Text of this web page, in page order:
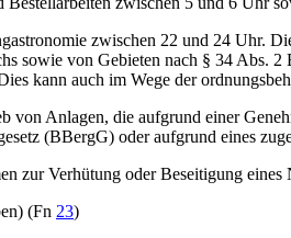
zwischen 22 und 24 Uhr.
sowie von Gebieten nach § 34 Abs.
kann auch im Wege der
von Anlagen, die aufgrund einer
(BBergG) oder aufgrund eines
zur Verhütung oder Beseitigung eines
(Fn 23)